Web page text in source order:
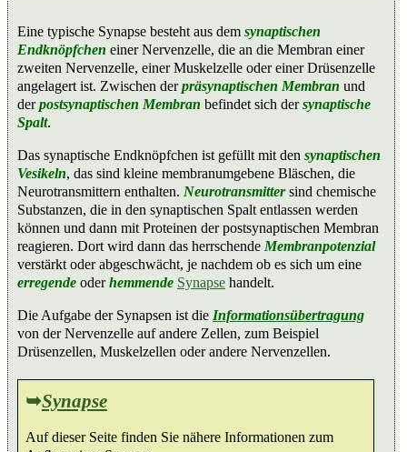
Eine typische Synapse besteht aus dem synaptischen
Endknöpfchen einer Nervenzelle, die an die Membran einer
zweiten Nervenzelle, einer Muskelzelle oder einer Drüsenzelle
angelagert ist. Zwischen derpräsynaptischen Membran und
derpostsynaptischen Membran befindet sich dersynaptische
Spalt.
Das synaptische Endknöpfchen ist gefüllt mit den synaptischen
Vesikeln, das sind kleine membranumgebene Bläschen, die
Neurotransmittern enthalten. Neurotransmittersind chemische
Substanzen, die in den synaptischen Spalt entlassen werden
können und dann mit Proteinen der postsynaptischen Membran
reagieren. Dort wird dann das herrschende Membranpotenzial
verstärkt oder abgeschwächt, je nachdem ob es sich um eine
erregende oderhemmende Synapse handelt.
Die Aufgabe der Synapsen ist die Informationsübertragung
von der Nervenzelle auf andere Zellen, zum Beispiel
Drüsenzellen, Muskelzellen oder andere Nervenzellen.
➥Synapse
Auf dieser Seite finden Sie nähere Informationen zum